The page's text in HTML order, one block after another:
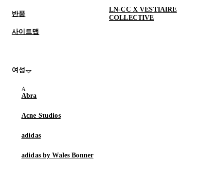
반품
LN-CC X VESTIAIRE
COLLECTIVE
사이트맵
여성
Abra
Acne Studios
adidas
adidas by Wales Bonner